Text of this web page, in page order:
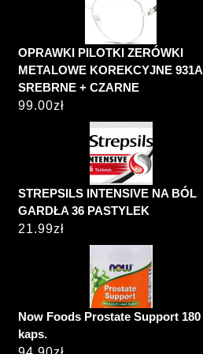
OPRAWKI PILOTKI ZERÓWKI
METALOWE KOREKCYJNE 931A
SREBRNE + CZARNE
99.00zł
STREPSILS INTENSIVE NA BÓL
GARDŁA 36 PASTYLEK
21.99zł
Now Foods Prostate Support 180
kaps.